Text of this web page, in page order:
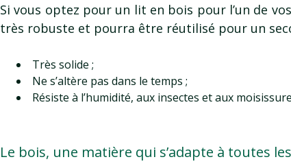
Si vous optez pour un lit en bois pour l’un de
très robuste et pourra être réutilisé pour un
Très solide ;
Ne s’altère pas dans le temps ;
Résiste à l’humidité, aux insectes et aux
Le bois, une matière qui s’adapte à toutes